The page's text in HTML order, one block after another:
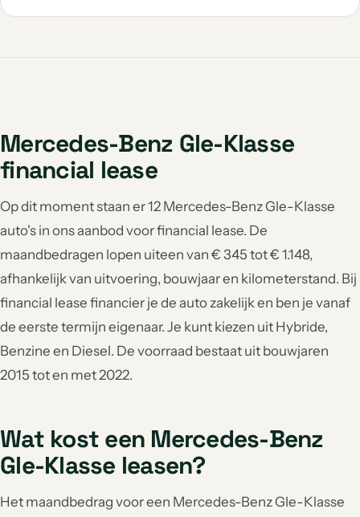
Mercedes-Benz Gle-Klasse
financial lease
Op dit moment staan er 12 Mercedes-Benz Gle-Klasse
auto's in ons aanbod voor financial lease. De
maandbedragen lopen uiteen van € 345 tot € 1.148,
afhankelijk van uitvoering, bouwjaar en kilometerstand. Bij
financial lease financier je de auto zakelijk en ben je vanaf
de eerste termijn eigenaar. Je kunt kiezen uit Hybride,
Benzine en Diesel. De voorraad bestaat uit bouwjaren
2015 tot en met 2022.
Wat kost een Mercedes-Benz
Gle-Klasse leasen?
Het maandbedrag voor een Mercedes-Benz Gle-Klasse